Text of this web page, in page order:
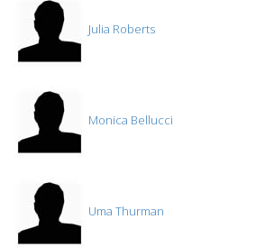
Julia Roberts
Monica Bellucci
Uma Thurman